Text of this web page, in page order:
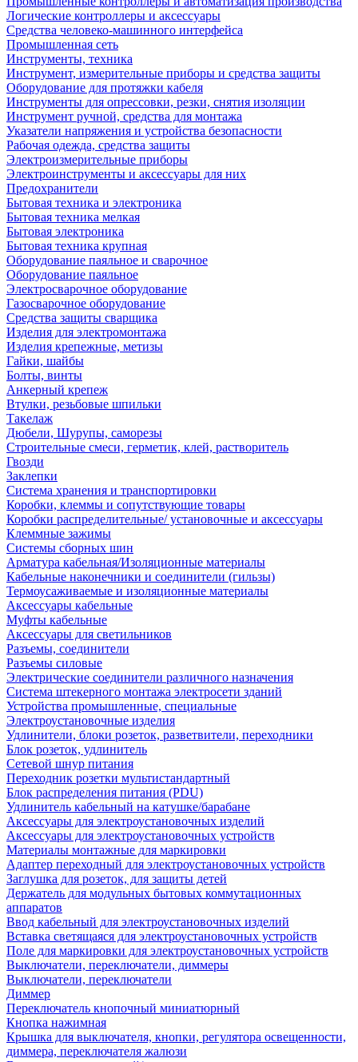
Логические контроллеры и аксессуары
Средства человеко-машинного интерфейса
Промышленная сеть
Инструменты, техника
Инструмент, измерительные приборы и средства защиты
Оборудование для протяжки кабеля
Инструменты для опрессовки, резки, снятия изоляции
Инструмент ручной, средства для монтажа
Указатели напряжения и устройства безопасности
Рабочая одежда, средства защиты
Электроизмерительные приборы
Электроинструменты и аксессуары для них
Предохранители
Бытовая техника и электроника
Бытовая техника мелкая
Бытовая электроника
Бытовая техника крупная
Оборудование паяльное и сварочное
Оборудование паяльное
Электросварочное оборудование
Газосварочное оборудование
Средства защиты сварщика
Изделия для электромонтажа
Изделия крепежные, метизы
Гайки, шайбы
Болты, винты
Анкерный крепеж
Втулки, резьбовые шпильки
Такелаж
Дюбели, Шурупы, саморезы
Строительные смеси, герметик, клей, растворитель
Гвозди
Заклепки
Система хранения и транспортировки
Коробки, клеммы и сопутствующие товары
Коробки распределительные/ установочные и аксессуары
Клеммные зажимы
Системы сборных шин
Арматура кабельная/Изоляционные материалы
Кабельные наконечники и соединители (гильзы)
Термоусаживаемые и изоляционные материалы
Аксессуары кабельные
Муфты кабельные
Аксессуары для светильников
Разъемы, соединители
Разъемы силовые
Электрические соединители различного назначения
Система штекерного монтажа электросети зданий
Устройства промышленные, специальные
Электроустановочные изделия
Удлинители, блоки розеток, разветвители, переходники
Блок розеток, удлинитель
Сетевой шнур питания
Переходник розетки мультистандартный
Блок распределения питания (PDU)
Удлинитель кабельный на катушке/барабане
Аксессуары для электроустановочных изделий
Аксессуары для электроустановочных устройств
Материалы монтажные для маркировки
Адаптер переходный для электроустановочных устройств
Заглушка для розеток, для защиты детей
Держатель для модульных бытовых коммутационных
аппаратов
Ввод кабельный для электроустановочных изделий
Вставка светящаяся для электроустановочных устройств
Поле для маркировки для электроустановочных устройств
Выключатели, переключатели, диммеры
Выключатели, переключатели
Диммер
Переключатель кнопочный миниатюрный
Кнопка нажимная
Крышка для выключателя, кнопки, регулятора освещенности,
диммера, переключателя жалюзи